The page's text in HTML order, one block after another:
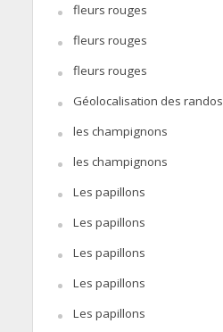
fleurs rouges
fleurs rouges
fleurs rouges
Géolocalisation des randos
les champignons
les champignons
Les papillons
Les papillons
Les papillons
Les papillons
Les papillons